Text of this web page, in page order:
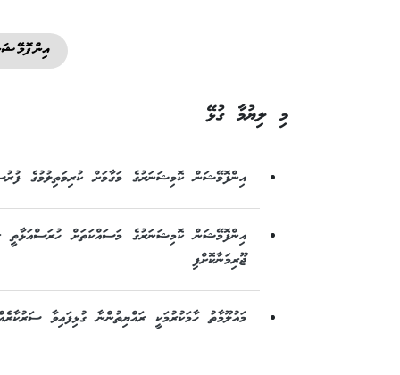
މި ލިޔުމާ ގުޅޭ
އިންފޮމޭޝަން ކޮމިޝަނަރުގެ މަގާމަށް ކުރިމަތިލުމުގެ
ޖޫރިމަނާކޮށްފި
މައުލޫމާތު ހާމަކުރުމަކީ ރައްޔިތުންނާ ގުޅިފައިވާ